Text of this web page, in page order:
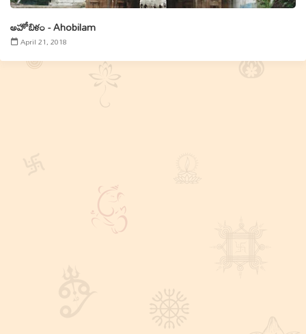
అహోబిళం - Ahobilam
April 21, 2018